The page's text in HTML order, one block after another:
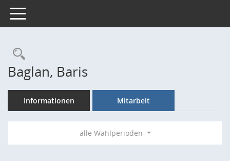
Toggle navigation
Rechercheauswahl
Baglan, Baris
Informationen Mitarbeit
alle Wahlperioden